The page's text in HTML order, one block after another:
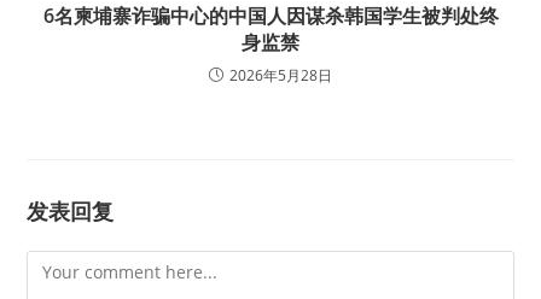
6名柬埔寨诈骗中心的中国人因谋杀韩国学生被判处终
身监禁
2026年5月28日
发表回复
Comment